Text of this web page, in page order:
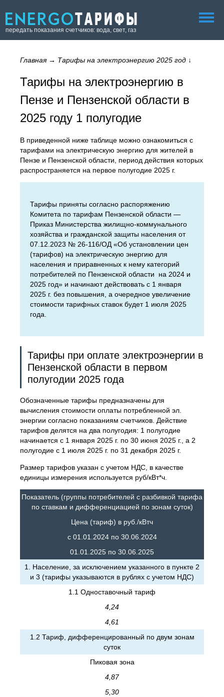
передать показания счетчиков: вода, свет, газ
Главная→ Тарифы на электроэнергию 2025 год ↓
Тарифы на электроэнергию в
Пензе и Пензенской области в
2025 году 1 полугодие
В приведенной ниже таблице можно ознакомиться с
тарифами на электрическую энергию для жителей в
Пензе и Пензенской области, период действия которых
распространяется на первое полугодие 2025 г.
Тарифы приняты согласно распоряжению
Комитета по тарифам Пензенской области —
Приказ Министерства жилищно-коммунального
хозяйства и гражданской защиты населения от
07.12.2023 № 26-116/ОД «Об установлении цен
(тарифов) на электрическую энергию для
населения и приравненных к нему категорий
потребителей по Пензенской области на 2024 и
2025 год» и начинают действовать с 1 января
2025 г. без повышения, а очередное увеличение
стоимости тарифных ставок будет 1 июля 2025
года.
Тарифы при оплате электроэнергии в
Пензенской области в первом
полугодии 2025 года
Обозначенные тарифы предназначены для
вычисления стоимости оплаты потребленной эл.
энергии согласно показаниям счетчиков. Действие
тарифов делятся на два полугодия: 1 полугодие
начинается с 1 января 2025 г. по 30 июня 2025 г., а 2
полугодие с 1 июля 2025 г. по 31 декабря 2025 г.
Размер тарифов указан с учетом НДС, в качестве
единицы измерения используется руб/кВт*ч.
Показатель (группы потребителей с разбивкой тарифа
по ставкам и дифференциацией по зонам суток)
Цена (тариф) в руб./кВтч
с 01.01.2024 по 30.06.2024
01.01.2025 по 30.06.2025
1. Население, за исключением указанного в пункте 2
и 3 (тарифы указываются в рублях с учетом НДС)
1.1 Одноставочный тариф
4,24
4,61
1.2 Тариф, дифференцированный по двум зонам
суток
Пиковая зона
4,87
5,30